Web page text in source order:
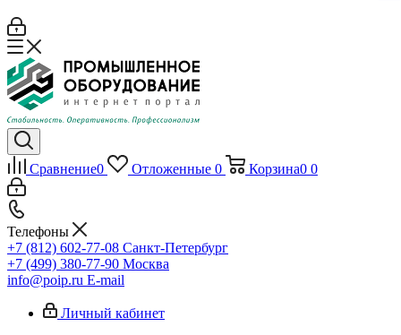
Сравнение0 Отложенные 0 Корзина0 0
Телефоны
+7 (812) 602-77-08 Санкт-Петербург
+7 (499) 380-77-90 Москва
info@poip.ru E-mail
Личный кабинет